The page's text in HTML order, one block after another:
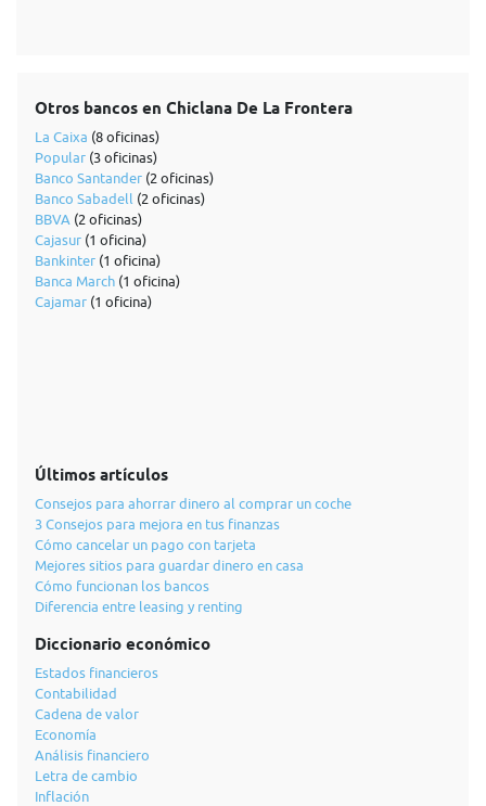
Otros bancos en Chiclana De La Frontera
La Caixa (8 oficinas)
Popular (3 oficinas)
Banco Santander (2 oficinas)
Banco Sabadell (2 oficinas)
BBVA (2 oficinas)
Cajasur (1 oficina)
Bankinter (1 oficina)
Banca March (1 oficina)
Cajamar (1 oficina)
Últimos artículos
Consejos para ahorrar dinero al comprar un coche
3 Consejos para mejora en tus finanzas
Cómo cancelar un pago con tarjeta
Mejores sitios para guardar dinero en casa
Cómo funcionan los bancos
Diferencia entre leasing y renting
Diccionario económico
Estados financieros
Contabilidad
Cadena de valor
Economía
Análisis financiero
Letra de cambio
Inflación